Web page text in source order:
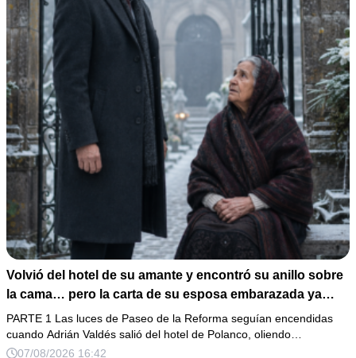
Volvió del hotel de su amante y encontró su anillo sobre
la cama… pero la carta de su esposa embarazada ya
había puesto en marcha su ruina
PARTE 1 Las luces de Paseo de la Reforma seguían encendidas
cuando Adrián Valdés salió del hotel de Polanco, oliendo…
07/08/2026 16:42